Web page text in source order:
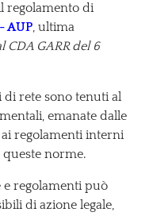
regolamento di
AUP, ultima
CDA GARR del 6
rete sono tenuti al
emanate dalle
regolamenti interni
norme.
regolamenti può
di azione legale,